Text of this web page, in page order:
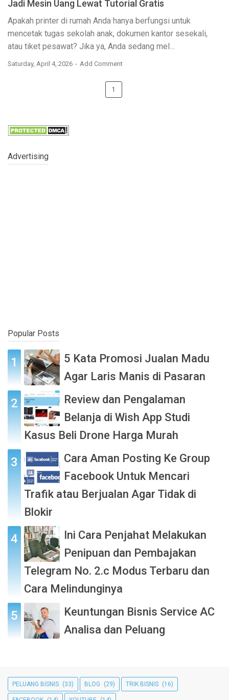
Jadi Mesin Uang Lewat Tutorial Gratis
Apakah printer di rumah Anda hanya berfungsi untuk
mencetak tugas sekolah anak, dokumen kantor sesekali,
atau tiket pesawat? Jika ya, Anda sedang mel…
Saturday, April 4, 2026 Add Comment
1
Advertising
Popular Posts
5 Kata Promosi Jualan Madu
Agar Laris Manis di Pasaran
Review dan Pengalaman
Belanja di Wish App Studi
Kasus Beli Drone Harga Murah
Cara Aman Posting Ke Group
Facebook Untuk Mencari
Trafik atau Berjualan Agar Tidak di
Blokir
Ini Cara Penjahat Melakukan
Penipuan dan Pembajakan
Telegram No. 2.c Modus Terbaru dan
Cara Melindunginya
Keuntungan Bisnis Service AC
Analisa dan Peluang
PELUANG BISNIS (33) BLOG (29) TRIK BISNIS (16)